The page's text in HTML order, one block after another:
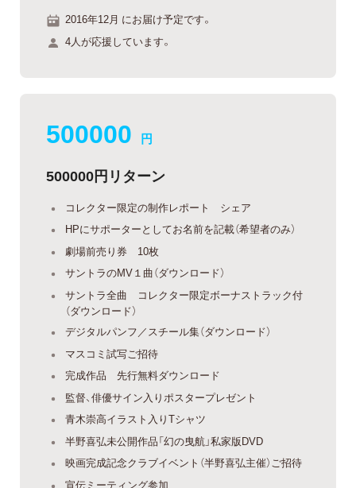
2016年12月 にお届け予定です。
4人が応援しています。
500000 円
500000円リターン
コレクター限定の制作レポート シェア
HPにサポーターとしてお名前を記載（希望者のみ）
劇場前売り券 10枚
サントラのMV１曲（ダウンロード）
サントラ全曲 コレクター限定ボーナストラック付
（ダウンロード）
デジタルパンフ／スチール集（ダウンロード）
マスコミ試写ご招待
完成作品 先行無料ダウンロード
監督、俳優サイン入りポスタープレゼント
青木崇高イラスト入りTシャツ
半野喜弘未公開作品「幻の曳航」私家版DVD
映画完成記念クラブイベント（半野喜弘主催）ご招待
宣伝ミーティング参加